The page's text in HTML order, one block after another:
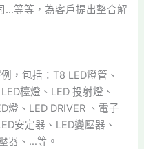
…等等，為客戶提出整合解
，包括：T8 LED燈管、
檯燈、LED 投射燈、
燈、LED DRIVER 、電子
安定器、LED變壓器、
器、…等。